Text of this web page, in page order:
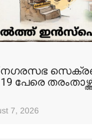
നഗരസഭ
പേരെ
7, 2026